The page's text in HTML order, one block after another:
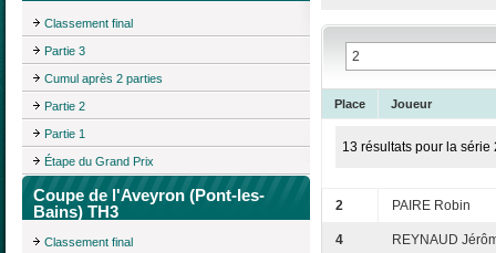
Classement final
Partie 3
Cumul après 2 parties
Partie 2
Partie 1
Étape du Grand Prix
Coupe de l'Aveyron (Pont-les-
Bains) TH3
Classement final
Place Joueur
13 résultats pour la série
2 PAIRE Robin
4 REYNAUD